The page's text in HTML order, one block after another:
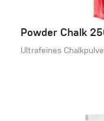
Powder Chalk
Ultrafeines